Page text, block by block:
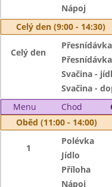
Nápoj
Celý den (9:00 - 14:30)
Celý den
Svačina -
Svačina -
Menu
Chod
Oběd (11:00 - 14:00)
1
Polévka
Jídlo
Příloha
Nápoj